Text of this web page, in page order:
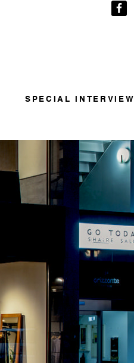
SPECIAL INTERVIEW